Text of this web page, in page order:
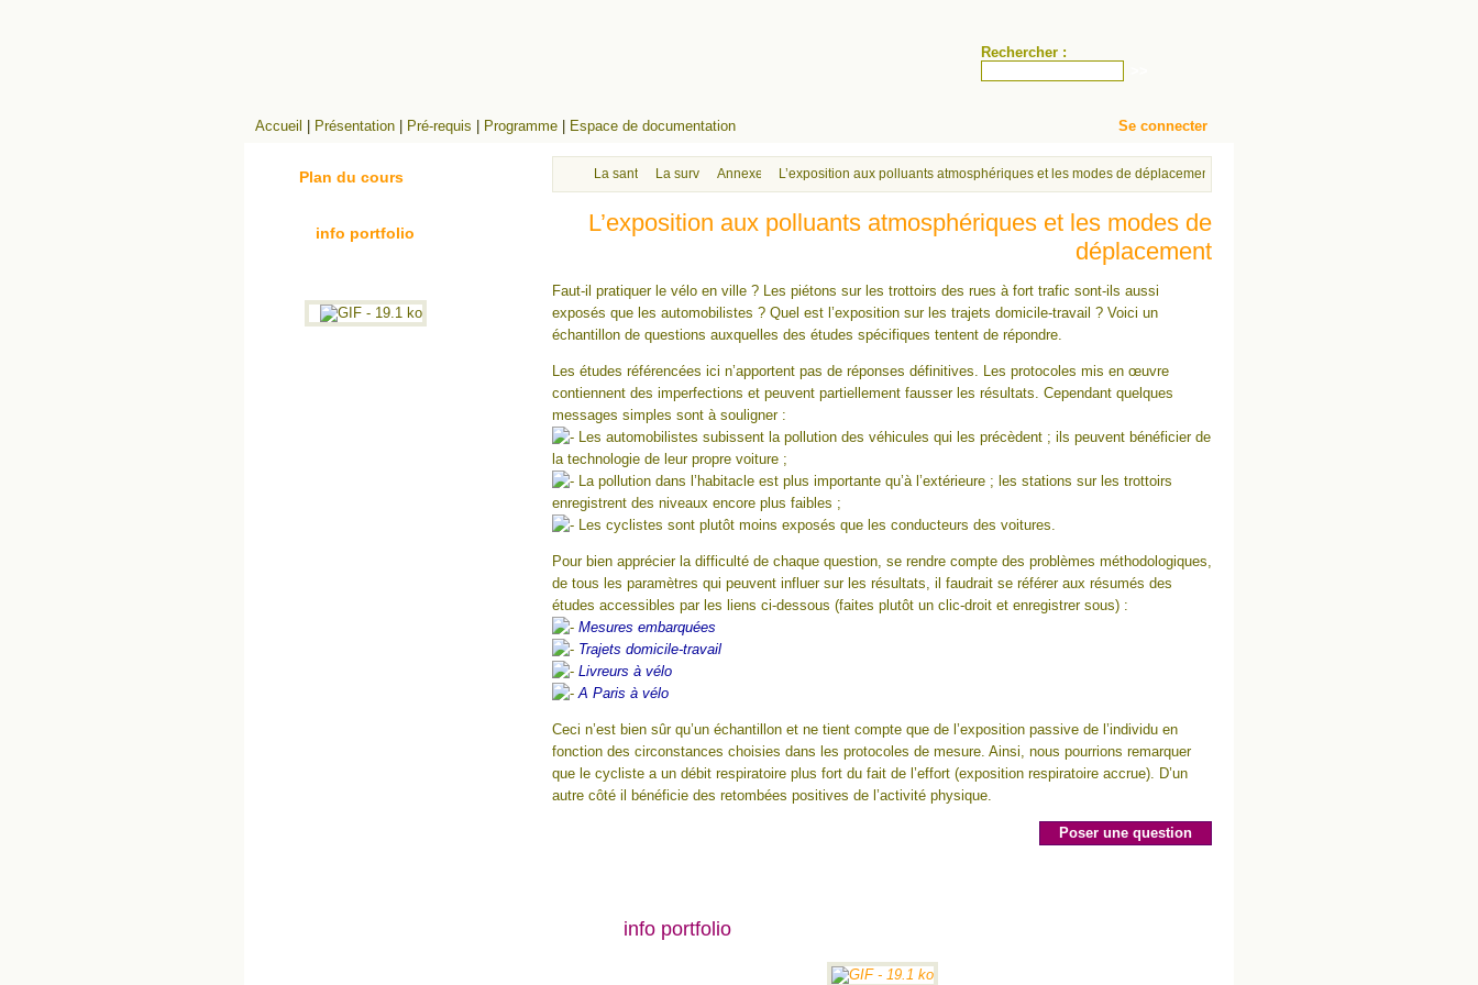
Rechercher :
Accueil Présentation Pré-requis Programme Espace de documentation Se connecter
La santé des milieux, évaluation et surveillance
La surveillance de la qualité de l’air
Annexes L’exposition aux polluants atmosphériques et les modes de déplacement
L’exposition aux polluants atmosphériques et les modes de
déplacement
Faut-il pratiquer le vélo en ville ? Les piétons sur les trottoirs des rues à fort trafic sont-ils aussi
exposés que les automobilistes ? Quel est l’exposition sur les trajets domicile-travail ? Voici un
échantillon de questions auxquelles des études spécifiques tentent de répondre.
Les études référencées ici n’apportent pas de réponses définitives. Les protocoles mis en œuvre
contiennent des imperfections et peuvent partiellement fausser les résultats. Cependant quelques
messages simples sont à souligner :
Les automobilistes subissent la pollution des véhicules qui les précèdent ; ils peuvent bénéficier de
la technologie de leur propre voiture ;
La pollution dans l’habitacle est plus importante qu’à l’extérieure ; les stations sur les trottoirs
enregistrent des niveaux encore plus faibles ;
Les cyclistes sont plutôt moins exposés que les conducteurs des voitures.
Pour bien apprécier la difficulté de chaque question, se rendre compte des problèmes méthodologiques,
de tous les paramètres qui peuvent influer sur les résultats, il faudrait se référer aux résumés des
études accessibles par les liens ci-dessous (faites plutôt un clic-droit et enregistrer sous) :
Mesures embarquées
Trajets domicile-travail
Livreurs à vélo
A Paris à vélo
Ceci n’est bien sûr qu’un échantillon et ne tient compte que de l’exposition passive de l’individu en
fonction des circonstances choisies dans les protocoles de mesure. Ainsi, nous pourrions remarquer
que le cycliste a un débit respiratoire plus fort du fait de l’effort (exposition respiratoire accrue). D’un
autre côté il bénéficie des retombées positives de l’activité physique.
Poser une question
info portfolio
Plan du cours
info portfolio